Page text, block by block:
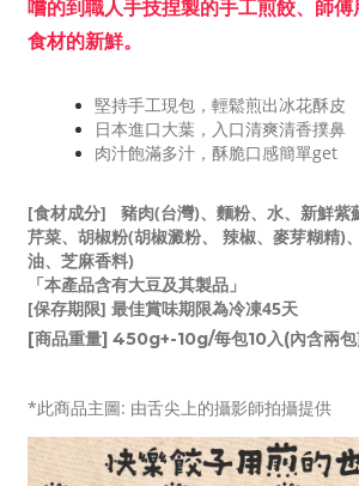
嚐的到職人手技捏製的手工煎餃、師
食材的新鮮。
堅持手工現包，輕鬆煎出冰花酥皮
日本進口大葉，入口清爽清香撲鼻
肉汁飽滿多汁，酥脆口感簡單get
[食材成分]
豬肉(台灣)、麵粉、水、新鮮紫
芹菜、胡椒粉(胡椒澱粉、 辣椒、麥芽糊精)
油、芝麻香料)
「本產品含有大豆及其製品」
[保存期限] 最佳賞味期限為冷凍45天
[商品重量] 450g+-10g/每包10入(內含兩包
*此商品主圖: 由舌尖上的攝影師拍攝提供